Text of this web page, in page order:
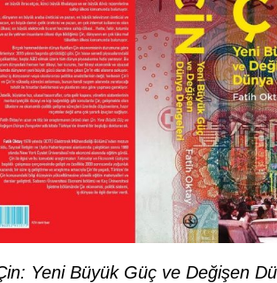
Yeni Büyük Güç ve Değişen